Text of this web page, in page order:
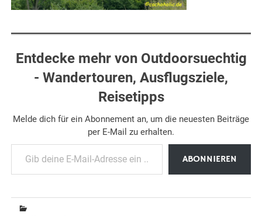
Entdecke mehr von Outdoorsuechtig
- Wandertouren, Ausflugsziele,
Reisetipps
Melde dich für ein Abonnement an, um die neuesten Beiträge
per E-Mail zu erhalten.
Gib deine E-Mail-Adresse ein ...
ABONNIEREN